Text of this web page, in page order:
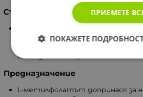
Съставки
целулоза; стабилизатор:
антислепващи агенти:
магнезиев стеарат.
Предназначение
L-метилфолатът допринася за
ПРИЕМЕТЕ
ПОКАЖЕТЕ